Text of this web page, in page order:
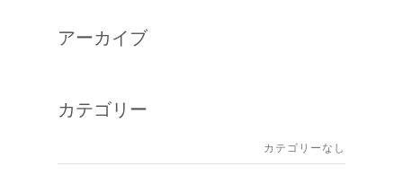
アーカイブ
カテゴリー
カテゴリーなし